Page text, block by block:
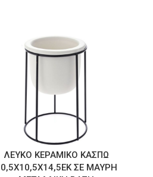
ΛΕΥΚΟ ΚΕΡΑΜΙΚΟ ΚΑΣΠΩ
ΣΕ ΜΑΥΡΗ